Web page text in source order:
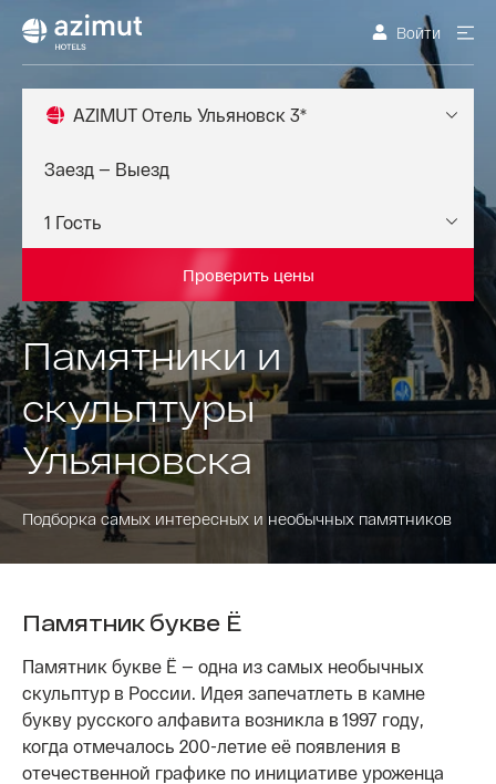
Войти
AZIMUT Отель Ульяновск 3*
Проверить цены
Памятники и
скульптуры
Ульяновска
Подборка самых интересных и необычных памятников
Памятник букве Ё
Памятник букве Ё — одна из самых необычных
скульптур в России. Идея запечатлеть в камне
букву русского алфавита возникла в 1997 году,
когда отмечалось 200-летие её появления в
отечественной графике по инициативе уроженца